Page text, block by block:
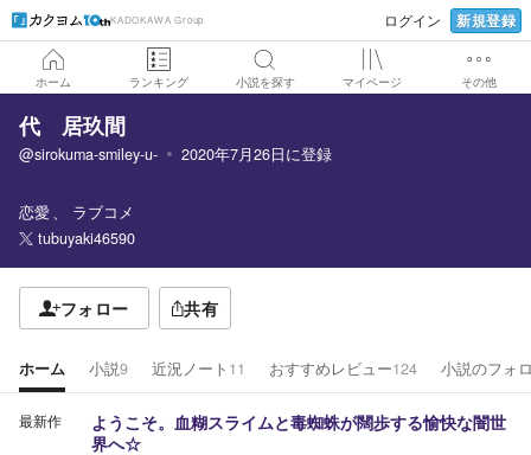
KADOKAWA Group ログイン 新規登録
ホーム ランキング 小説を探す マイページ その他
代 居玖間
@sirokuma-smiley-u- 2020年7月26日に登録
恋愛
ラブコメ
tubuyaki46590
フォロー 共有
ホーム 小説9 近況ノート 11 おすすめレビュー124 小説のフォ
最新作
ようこそ。血糊スライムと毒蜘蛛が闊歩する愉快な闇世
界へ☆